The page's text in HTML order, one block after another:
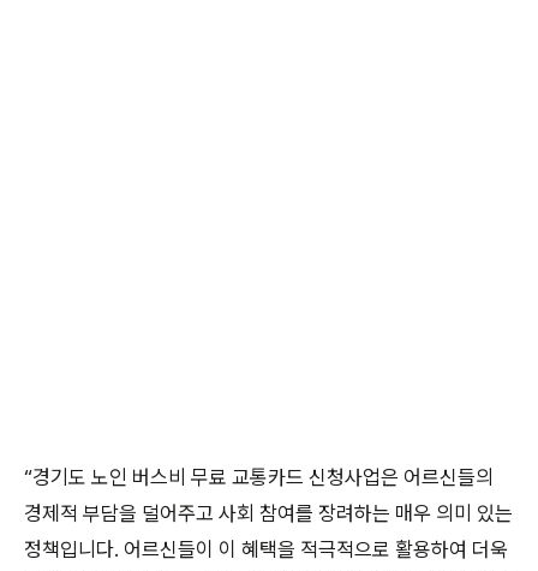
“경기도 노인 버스비 무료 교통카드 신청사업은 어르신들의
경제적 부담을 덜어주고 사회 참여를 장려하는 매우 의미 있는
정책입니다. 어르신들이 이 혜택을 적극적으로 활용하여 더욱